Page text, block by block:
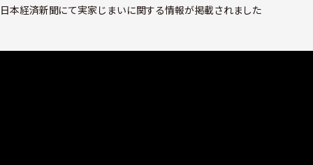
日本経済新聞にて実家じまいに関する情報が掲載されました